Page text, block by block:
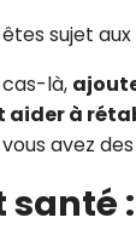
êtes sujet
là,
aider à
avez